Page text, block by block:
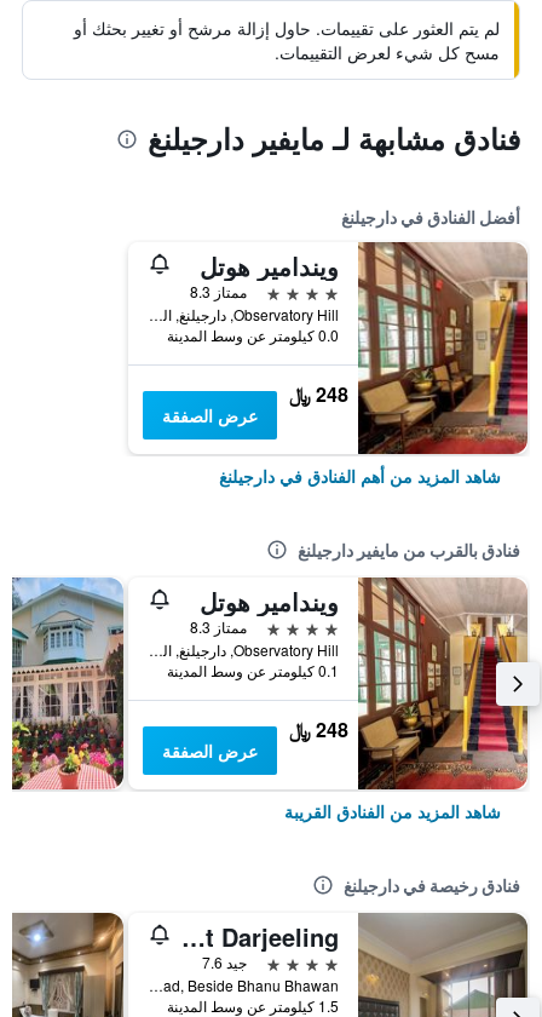
لم يتم العثور على تقييمات. حاول إزالة مرشح أو تغيير بحثك أو
مسح كل شيء لعرض التقييمات.
فنادق مشابهة لـ مايفير دارجيلنغ
أفضل الفنادق في دارجيلنغ
ويندامير هوتل
4 نجوم
ممتاز 8.3
Observatory Hill, دارجيلنغ, الهند
0.0 كيلومتر عن وسط المدينة
248 ﷼
عرض الصفقة
شاهد المزيد من أهم الفنادق في دارجيلنغ
فنادق بالقرب من مايفير دارجيلنغ
ويندامير هوتل
4 نجوم
ممتاز 8.3
Observatory Hill, دارجيلنغ, الهند
0.1 كيلومتر عن وسط المدينة
248 ﷼
عرض الصفقة
شاهد المزيد من الفنادق القريبة
فنادق رخيصة في دارجيلنغ
Hotel Himalayan Retreat Darjeeling
4 نجوم
جيد 7.6
14th Kutchery Road, Beside Bhanu Bhawan, دارجيلنغ, الهند
1.5 كيلومتر عن وسط المدينة